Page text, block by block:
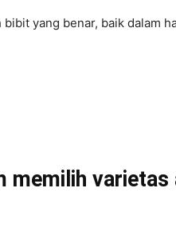
yang benar, baik dalam
memilih